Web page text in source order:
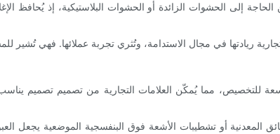
إلى الحشوات الزائدة أو الحشوات البلاستيكية، إذ
للتخصيص، مما يُمكّن العلامات التجارية من تصميم تصميم
المعدنية أو تشطيبات الأشعة فوق البنفسجية الموضعية يجعل